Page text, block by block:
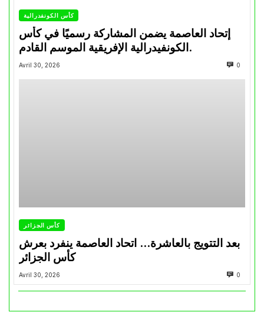
كأس الكونفدرالية
إتحاد العاصمة يضمن المشاركة رسميًا في كأس
الكونفيدرالية الإفريقية الموسم القادم.
Avril 30, 2026 0
كأس الجزائر
بعد التتويج بالعاشرة… اتحاد العاصمة ينفرد بعرش
كأس الجزائر
Avril 30, 2026 0